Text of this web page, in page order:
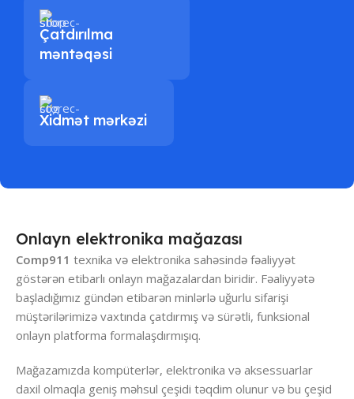
Çatdırılma
məntəqəsi
Xidmət mərkəzi
Onlayn elektronika mağazası
Comp911 texnika və elektronika sahəsində fəaliyyət
göstərən etibarlı onlayn mağazalardan biridir. Fəaliyyətə
başladığımız gündən etibarən minlərlə uğurlu sifarişi
müştərilərimizə vaxtında çatdırmış və sürətli, funksional
onlayn platforma formalaşdırmışıq.
Mağazamızda kompüterlər, elektronika və aksessuarlar
daxil olmaqla geniş məhsul çeşidi təqdim olunur və bu çeşid